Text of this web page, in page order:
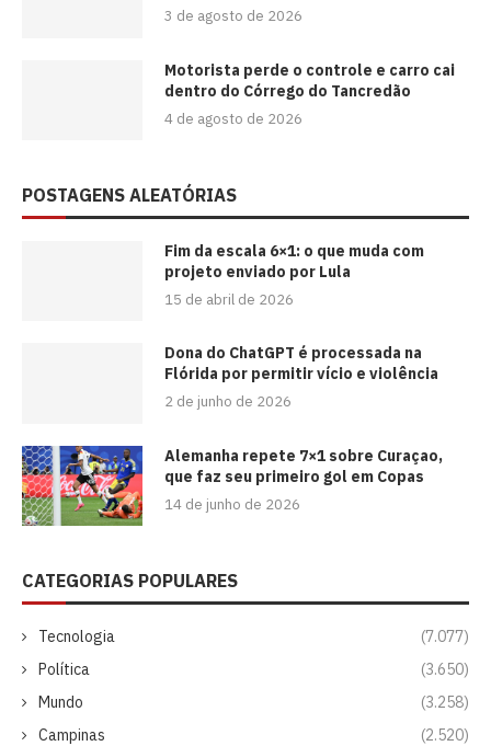
3 de agosto de 2026
Motorista perde o controle e carro cai
dentro do Córrego do Tancredão
4 de agosto de 2026
POSTAGENS ALEATÓRIAS
Fim da escala 6×1: o que muda com
projeto enviado por Lula
15 de abril de 2026
Dona do ChatGPT é processada na
Flórida por permitir vício e violência
2 de junho de 2026
Alemanha repete 7×1 sobre Curaçao,
que faz seu primeiro gol em Copas
14 de junho de 2026
CATEGORIAS POPULARES
Tecnologia
(7.077)
Política
(3.650)
Mundo
(3.258)
Campinas
(2.520)